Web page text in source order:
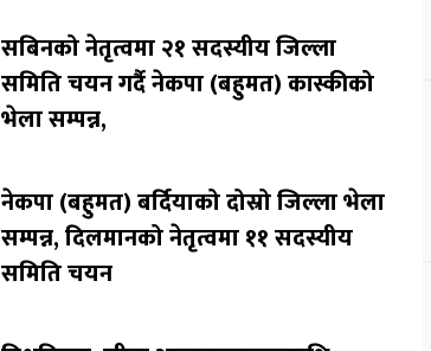
सबिनको नेतृत्वमा २१ सदस्यीय जिल्ला
समिति चयन गर्दै नेकपा (बहुमत) कास्कीको
भेला सम्पन्न,
नेकपा (बहुमत) बर्दियाको दोस्रो जिल्ला भेला
सम्पन्न, दिलमानको नेतृत्वमा ११ सदस्यीय
समिति चयन